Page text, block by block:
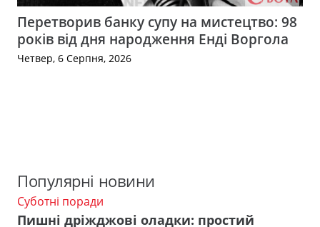
Перетворив банку супу на мистецтво: 98
років від дня народження Енді Воргола
Четвер, 6 Серпня, 2026
Популярні новини
Суботні поради
Пишні дріжджові оладки: простий